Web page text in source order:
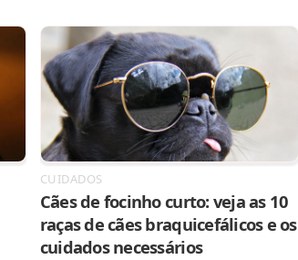
CUIDADOS
Cães de focinho curto: veja as 10
raças de cães braquicefálicos e os
cuidados necessários